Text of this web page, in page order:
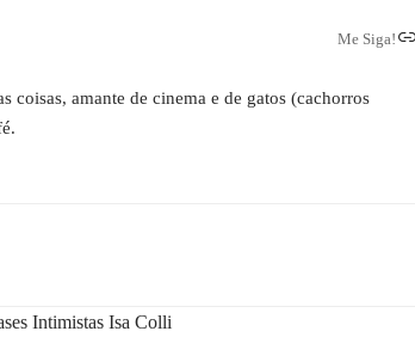
Me Siga!
coisas, amante de cinema e de gatos (cachorros